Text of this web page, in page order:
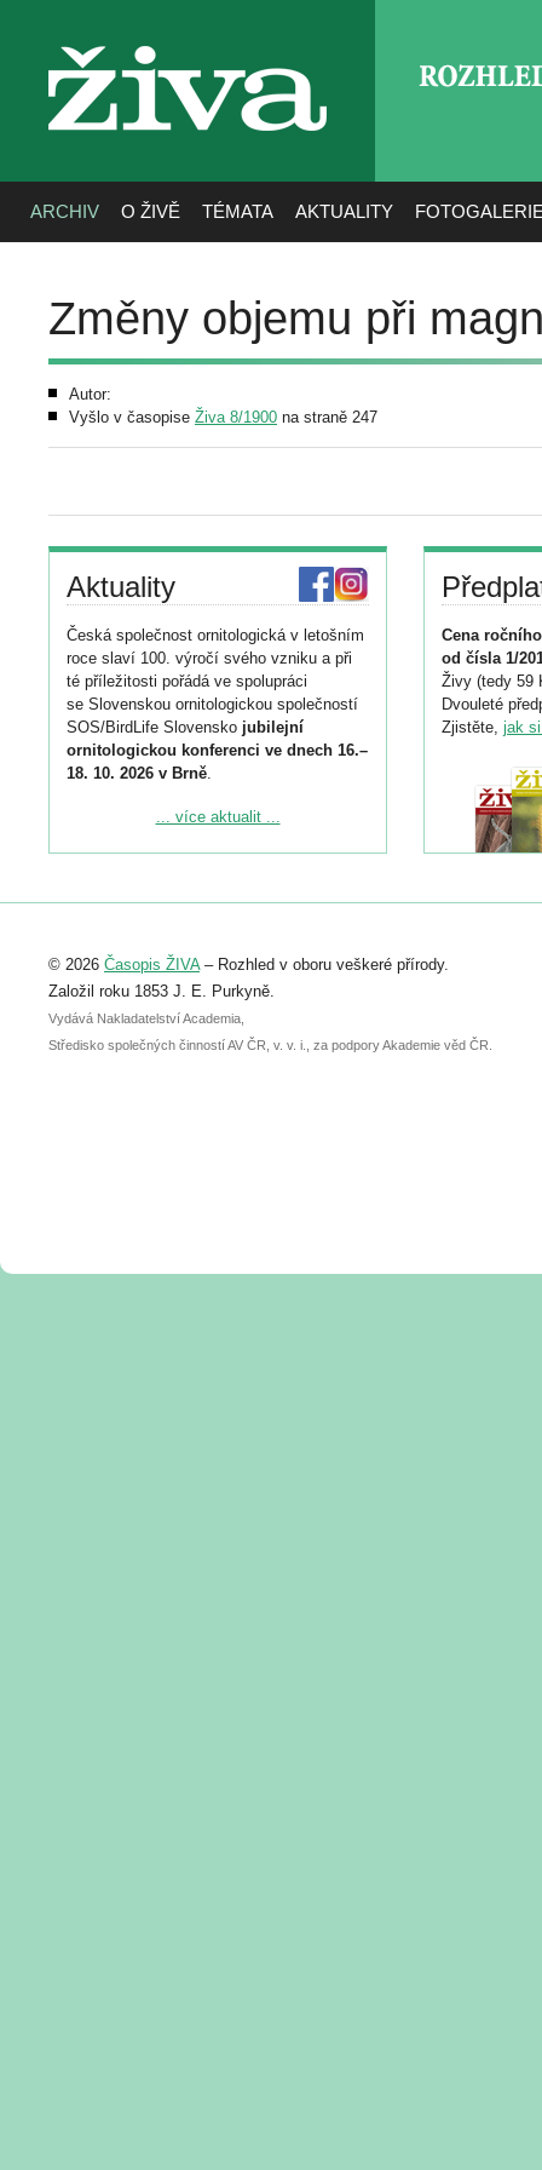
živa
ARCHIV O ŽIVĚ TÉMATA AKTUALITY
Změny objemu při
Autor:
Vyšlo v časopise Živa 8/1900 na straně 247
Aktuality
Česká společnost ornitologická v letošním
roce slaví 100. výročí svého vzniku a při
té příležitosti pořádá ve spolupráci
se Slovenskou ornitologickou společností
SOS/BirdLife Slovensko jubilejní
ornitologickou konferenci ve dnech 16.–
18. 10. 2026 v Brně.
Podrobnější informace ke konferenci
Registrovat se můžete do 6. září.
abstraktu přihlášené přednášky nebo
posteru je už 30. června.
... více aktualit ...
Cena
od čísla 1/
Živy (tedy 59
Dvouleté
Zjistěte, jak
© 2026 Časopis ŽIVA– Rozhled v oboru veškeré přírody.
Založil roku 1853 J. E. Purkyně.
Vydává Nakladatelství Academia,
Středisko společných činností AV ČR, v. v. i., za podpory Akademie věd ČR.